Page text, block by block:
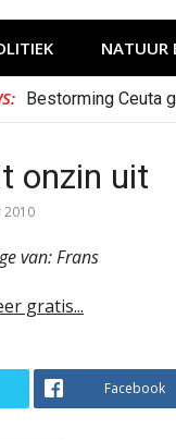
NATUUR
Bestorming Ceuta
onzin uit
2010
van: Frans
Facebook